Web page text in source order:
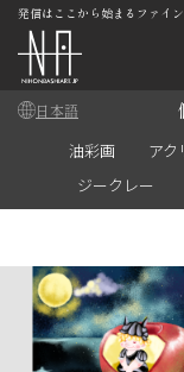
発信はここから始まるファイ
日本語
油彩画 アク
ジークレー